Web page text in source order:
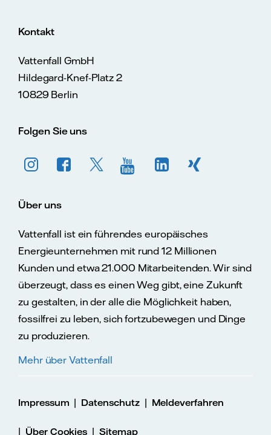
Kontakt
Vattenfall GmbH
Hildegard-Knef-Platz 2
10829 Berlin
Folgen Sie uns
Über uns
Vattenfall ist ein führendes europäisches
Energieunternehmen mit rund 12 Millionen
Kunden und etwa 21.000 Mitarbeitenden. Wir sind
überzeugt, dass es einen Weg gibt, eine Zukunft
zu gestalten, in der alle die Möglichkeit haben,
fossilfrei zu leben, sich fortzubewegen und Dinge
zu produzieren.
Mehr über Vattenfall
Impressum | Datenschutz| Meldeverfahren
| Über Cookies |Sitemap